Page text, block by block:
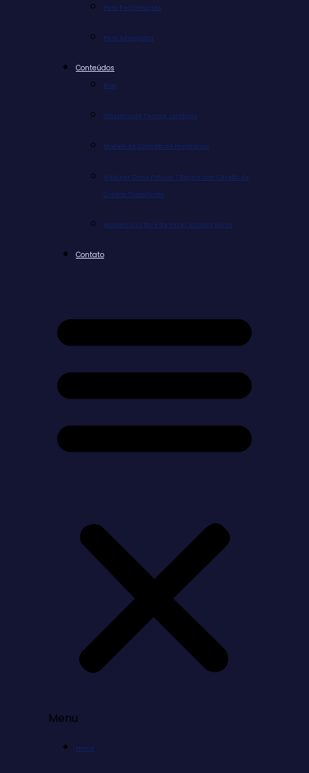
Para Reclamantes
Para Advogados
Conteúdos
Blog
Glossário de Termos Jurídicos
Modelo de Contrato de Honorários
Webinar Como Faturar 7 Dígitos com Cessão de
Crédito Trabalhista
Masterclass Pare de Fazer Acordos Ruins
Contato
Menu
Home